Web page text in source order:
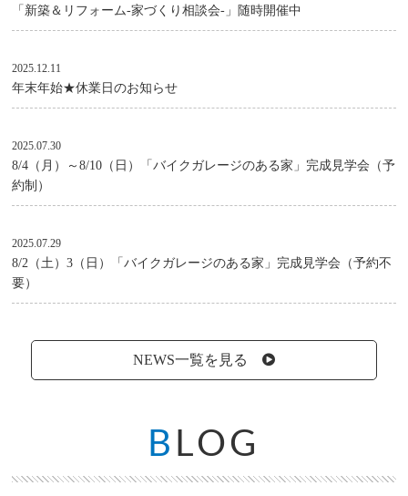
「新築＆リフォーム-家づくり相談会-」随時開催中
2025.12.11
年末年始★休業日のお知らせ
2025.07.30
8/4（月）～8/10（日）「バイクガレージのある家」完成見学会（予
約制）
2025.07.29
8/2（土）3（日）「バイクガレージのある家」完成見学会（予約不
要）
NEWS一覧を見る
B LOG